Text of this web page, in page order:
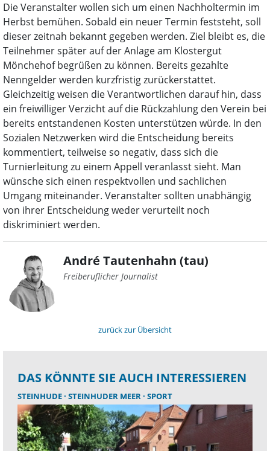
Die Veranstalter wollen sich um einen Nachholtermin im
Herbst bemühen. Sobald ein neuer Termin feststeht, soll
dieser zeitnah bekannt gegeben werden. Ziel bleibt es, die
Teilnehmer später auf der Anlage am Klostergut
Mönchehof begrüßen zu können. Bereits gezahlte
Nenngelder werden kurzfristig zurückerstattet.
Gleichzeitig weisen die Verantwortlichen darauf hin, dass
ein freiwilliger Verzicht auf die Rückzahlung den Verein bei
bereits entstandenen Kosten unterstützen würde. In den
Sozialen Netzwerken wird die Entscheidung bereits
kommentiert, teilweise so negativ, dass sich die
Turnierleitung zu einem Appell veranlasst sieht. Man
wünsche sich einen respektvollen und sachlichen
Umgang miteinander. Veranstalter sollten unabhängig
von ihrer Entscheidung weder verurteilt noch
diskriminiert werden.
André Tautenhahn (tau)
Freiberuflicher Journalist
zurück zur Übersicht
DAS KÖNNTE SIE AUCH INTERESSIEREN
STEINHUDE STEINHUDER MEER SPORT